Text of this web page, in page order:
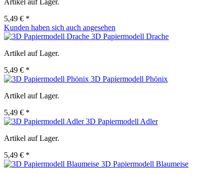
Artikel auf Lager.
5,49 € *
Kunden haben sich auch angesehen
3D Papiermodell Drache
Artikel auf Lager.
5,49 € *
3D Papiermodell Phönix
Artikel auf Lager.
5,49 € *
3D Papiermodell Adler
Artikel auf Lager.
5,49 € *
3D Papiermodell Blaumeise